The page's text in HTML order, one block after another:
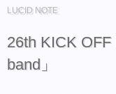
LUCID NOTE
26th KICK
band」